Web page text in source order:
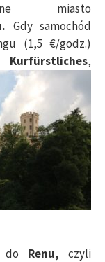
miasto
Gdy samochód
(1,5 €/godz.)
Kurfürstliches,
do Renu, czyli